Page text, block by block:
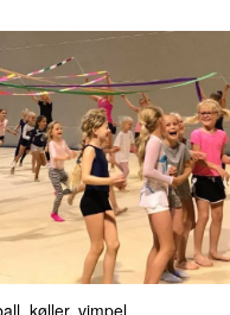
køller, vimpel,